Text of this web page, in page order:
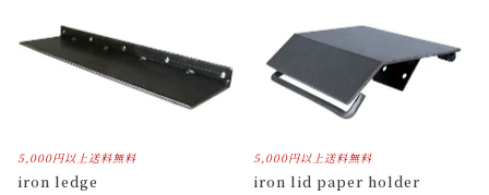
5,000円以上送料無料
iron ledge
5,000円以上送料無料
iron lid paper holder